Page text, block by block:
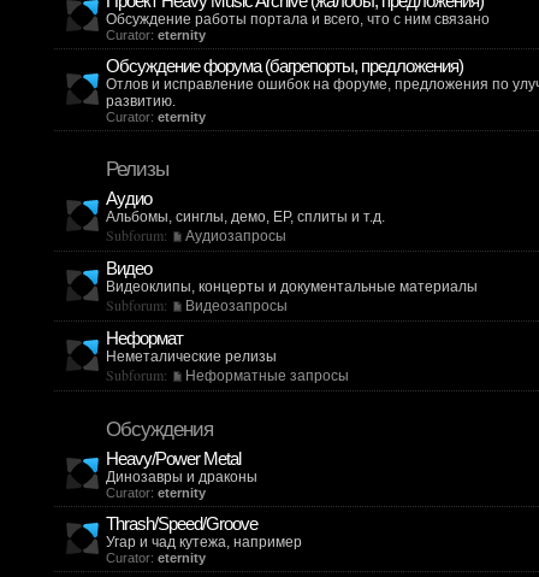
Обсуждение работы портала и всего, что с ним связано
Curator: eternity
Обсуждение форума (багрепорты, предложения)
Отлов и исправление ошибок на форуме, предложения по
развитию.
Curator: eternity
Релизы
Аудио
Альбомы, синглы, демо, EP, сплиты и т.д.
Subforum: Аудиозапросы
Видео
Видеоклипы, концерты и документальные материалы
Subforum: Видеозапросы
Неформат
Неметалические релизы
Subforum: Неформатные запросы
Обсуждения
Heavy/Power Metal
Динозавры и драконы
Curator: eternity
Thrash/Speed/Groove
Угар и чад кутежа, например
Curator: eternity